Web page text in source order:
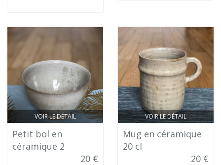
VOIR LE DÉTAIL
Petit bol en
céramique 2
20 €
VOIR LE DÉTAIL
Mug en céramique
20 cl
20 €